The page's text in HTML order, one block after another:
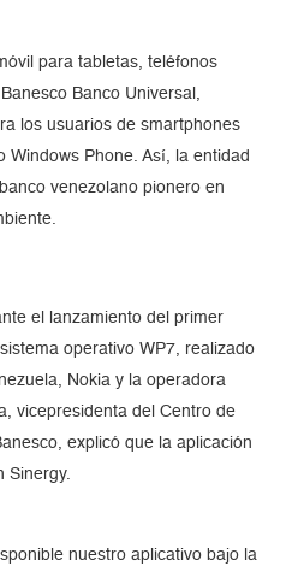
para tabletas, teléfonos
Banco Universal,
los usuarios de smartphones
Windows Phone. Así, la entidad
venezolano pionero en
el lanzamiento del primer
operativo WP7, realizado
Nokia y la operadora
vicepresidenta del Centro de
explicó que la aplicación
Sinergy.
nuestro aplicativo bajo la